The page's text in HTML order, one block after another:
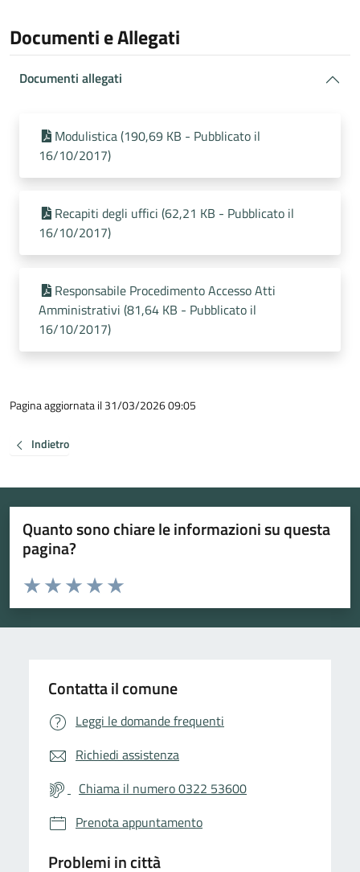
Documenti e Allegati
Documenti allegati
Modulistica (190,69 KB - Pubblicato il
16/10/2017)
Recapiti degli uffici (62,21 KB - Pubblicato il
16/10/2017)
Responsabile Procedimento Accesso Atti
Amministrativi (81,64 KB - Pubblicato il
16/10/2017)
Pagina aggiornata il 31/03/2026 09:05
Indietro
Quanto sono chiare le informazioni su questa
pagina?
Valuta da 1 a 5 stelle la pagina
Valuta 5 stelle su 5
Valuta 4 stelle su 5
Valuta 3 stelle su 5
Valuta 2 stelle su 5
Valuta 1 stelle su 5
Contatta il comune
Leggi le domande frequenti
Richiedi assistenza
Chiama il numero 0322 53600
Prenota appuntamento
Problemi in città